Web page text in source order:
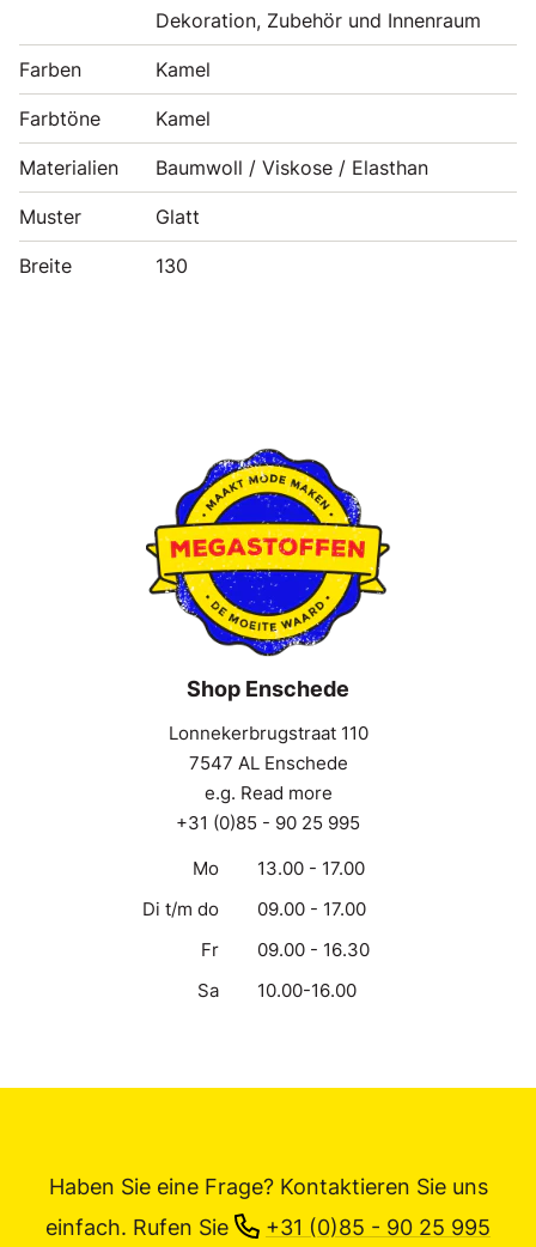
Dekoration, Zubehör und Innenraum
Farben Kamel
Farbtöne Kamel
Materialien Baumwoll / Viskose / Elasthan
Muster Glatt
Breite 130
Shop Enschede
Lonnekerbrugstraat 110
7547 AL Enschede
e.g. Read more
+31 (0)85 - 90 25 995
Mo
13.00 - 17.00
Di t/m do
09.00 - 17.00
Fr
09.00 - 16.30
Sa
10.00-16.00
Haben Sie eine Frage? Kontaktieren Sie uns
einfach. Rufen Sie
+31 (0)85 - 90 25 995